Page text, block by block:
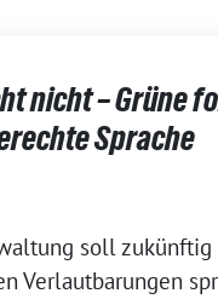
nicht – Grüne
Sprache
soll zukünftig
Verlautbarungen